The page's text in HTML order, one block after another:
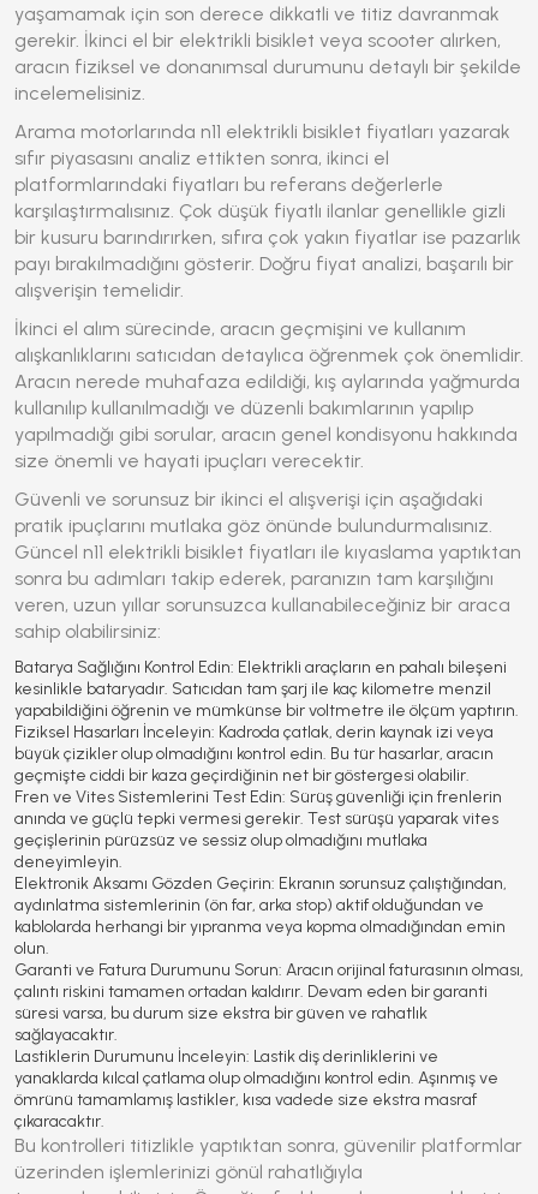
yaşamamak için son derece dikkatli ve titiz davranmak
gerekir. İkinci el bir elektrikli bisiklet veya scooter alırken,
aracın fiziksel ve donanımsal durumunu detaylı bir şekilde
incelemelisiniz.
Arama motorlarında n11 elektrikli bisiklet fiyatları yazarak
sıfır piyasasını analiz ettikten sonra, ikinci el
platformlarındaki fiyatları bu referans değerlerle
karşılaştırmalısınız. Çok düşük fiyatlı ilanlar genellikle gizli
bir kusuru barındırırken, sıfıra çok yakın fiyatlar ise pazarlık
payı bırakılmadığını gösterir. Doğru fiyat analizi, başarılı bir
alışverişin temelidir.
İkinci el alım sürecinde, aracın geçmişini ve kullanım
alışkanlıklarını satıcıdan detaylıca öğrenmek çok önemlidir.
Aracın nerede muhafaza edildiği, kış aylarında yağmurda
kullanılıp kullanılmadığı ve düzenli bakımlarının yapılıp
yapılmadığı gibi sorular, aracın genel kondisyonu hakkında
size önemli ve hayati ipuçları verecektir.
Güvenli ve sorunsuz bir ikinci el alışverişi için aşağıdaki
pratik ipuçlarını mutlaka göz önünde bulundurmalısınız.
Güncel n11 elektrikli bisiklet fiyatları ile kıyaslama yaptıktan
sonra bu adımları takip ederek, paranızın tam karşılığını
veren, uzun yıllar sorunsuzca kullanabileceğiniz bir araca
sahip olabilirsiniz:
Batarya Sağlığını Kontrol Edin: Elektrikli araçların en pahalı bileşeni
kesinlikle bataryadır. Satıcıdan tam şarj ile kaç kilometre menzil
yapabildiğini öğrenin ve mümkünse bir voltmetre ile ölçüm yaptırın.
Fiziksel Hasarları İnceleyin: Kadroda çatlak, derin kaynak izi veya
büyük çizikler olup olmadığını kontrol edin. Bu tür hasarlar, aracın
geçmişte ciddi bir kaza geçirdiğinin net bir göstergesi olabilir.
Fren ve Vites Sistemlerini Test Edin: Sürüş güvenliği için frenlerin
anında ve güçlü tepki vermesi gerekir. Test sürüşü yaparak vites
geçişlerinin pürüzsüz ve sessiz olup olmadığını mutlaka
deneyimleyin.
Elektronik Aksamı Gözden Geçirin: Ekranın sorunsuz çalıştığından,
aydınlatma sistemlerinin (ön far, arka stop) aktif olduğundan ve
kablolarda herhangi bir yıpranma veya kopma olmadığından emin
olun.
Garanti ve Fatura Durumunu Sorun: Aracın orijinal faturasının olması,
çalıntı riskini tamamen ortadan kaldırır. Devam eden bir garanti
süresi varsa, bu durum size ekstra bir güven ve rahatlık
sağlayacaktır.
Lastiklerin Durumunu İnceleyin: Lastik diş derinliklerini ve
yanaklarda kılcal çatlama olup olmadığını kontrol edin. Aşınmış ve
ömrünü tamamlamış lastikler, kısa vadede size ekstra masraf
çıkaracaktır.
Bu kontrolleri titizlikle yaptıktan sonra, güvenilir platformlar
üzerinden işlemlerinizi gönül rahatlığıyla